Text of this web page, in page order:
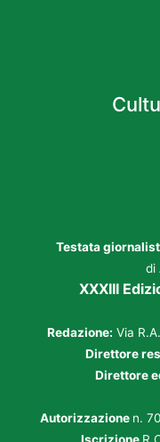
Testata
di
XXXIII
Redazione: Via
Direttore
Direttore
Autorizzazione n.